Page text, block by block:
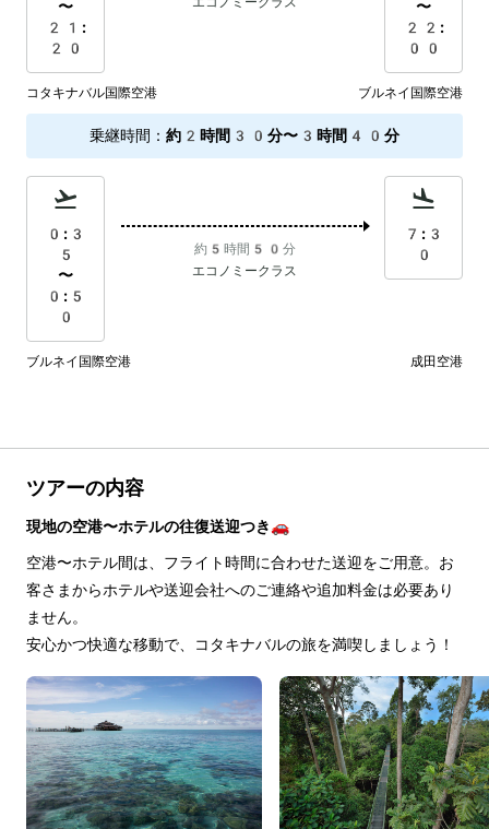
〜
21:
20
〜
22:
00
コタキナバル国際空港 ブルネイ国際空港
乗継時間 ： 約2時間30分〜3時間40分
0:3
5
〜
0:5
0
約5時間50分
エコノミークラス
7:3
0
ブルネイ国際空港 成田空港
ツアーの内容
現地の空港〜ホテルの往復送迎つき🚗
空港〜ホテル間は、フライト時間に合わせた送迎をご用意。お
客さまからホテルや送迎会社へのご連絡や追加料金は必要あり
ません。
安心かつ快適な移動で、コタキナバルの旅を満喫しましょう！